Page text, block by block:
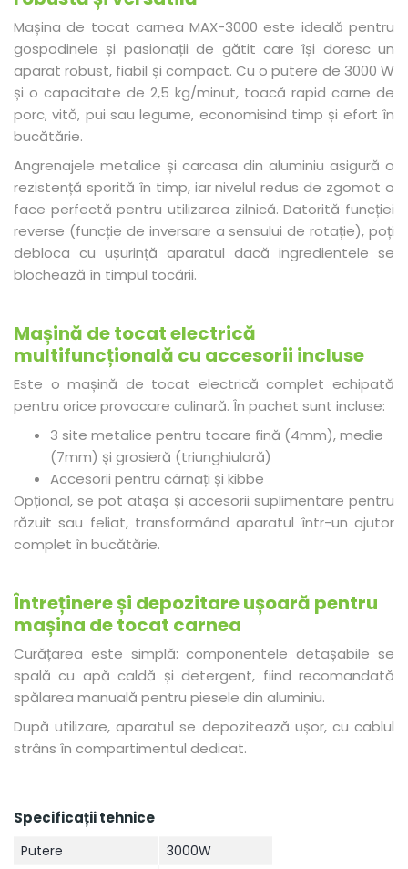
Mașina de tocat carnea MAX-3000 este ideală pentru
gospodinele și pasionații de gătit care își doresc un
aparat robust, fiabil și compact. Cu o putere de 3000 W
și o capacitate de 2,5 kg/minut, toacă rapid carne de
porc, vită, pui sau legume, economisind timp și efort în
bucătărie.
Angrenajele metalice și carcasa din aluminiu asigură o
rezistență sporită în timp, iar nivelul redus de zgomot o
face perfectă pentru utilizarea zilnică. Datorită funcției
reverse (funcție de inversare a sensului de rotație), poți
debloca cu ușurință aparatul dacă ingredientele se
blochează în timpul tocării.
Mașină de tocat electrică
multifuncțională cu accesorii incluse
Este o mașină de tocat electrică complet echipată
pentru orice provocare culinară. În pachet sunt incluse:
3 site metalice pentru tocare fină (4mm), medie
(7mm) și grosieră (triunghiulară)
Accesorii pentru cârnați și kibbe
Opțional, se pot atașa și accesorii suplimentare pentru
răzuit sau feliat, transformând aparatul într-un ajutor
complet în bucătărie.
Întreținere și depozitare ușoară pentru
mașina de tocat carnea
Curățarea este simplă: componentele detașabile se
spală cu apă caldă și detergent, fiind recomandată
spălarea manuală pentru piesele din aluminiu.
După utilizare, aparatul se depozitează ușor, cu cablul
strâns în compartimentul dedicat.
Specificații tehnice
Putere
3000W